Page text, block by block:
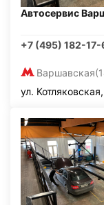
Автосервис
+7 (495) 182-17-
Варшавская
ул.